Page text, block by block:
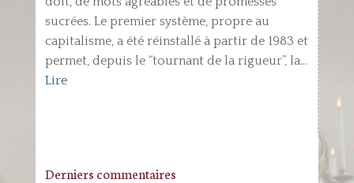
sucrées. Le premier système, propre au
capitalisme, a été réinstallé à partir de 1983 et
permet, depuis le “tournant de la rigueur”, la...
Lire
Derniers commentaires